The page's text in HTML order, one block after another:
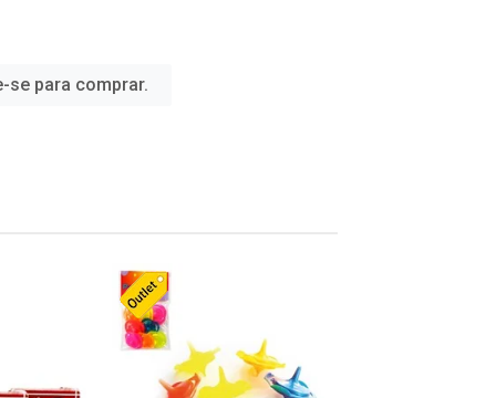
se para comprar.